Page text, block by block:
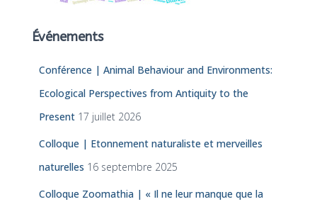
Événements
Conférence | Animal Behaviour and Environments:
Ecological Perspectives from Antiquity to the
Present 17 juillet 2026
Colloque | Etonnement naturaliste et merveilles
naturelles 16 septembre 2025
Colloque Zoomathia | « Il ne leur manque que la